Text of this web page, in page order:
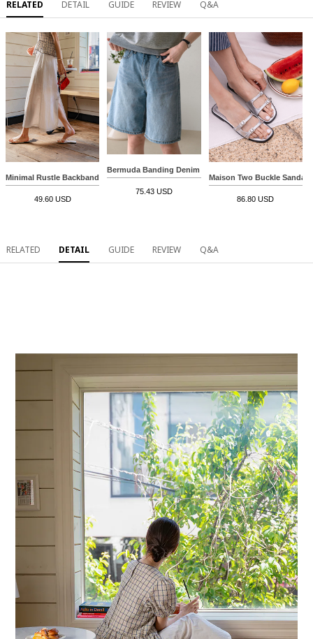
RELATED DETAIL GUIDE REVIEW Q&A
Minimal Rustle Backbanding Skirt
49.60 USD
Bermuda Banding Denim Pants
75.43 USD
Maison Two Buckle Sandals
86.80 USD
RELATED DETAIL GUIDE REVIEW Q&A